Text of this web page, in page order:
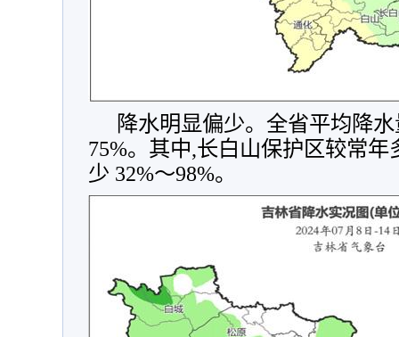
降水明显偏少。全省平均降
75%。其中,长白山保护区较常年
少 32%～98%。